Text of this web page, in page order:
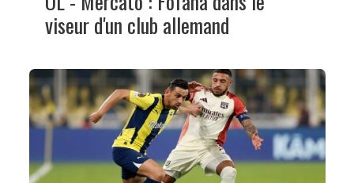
viseur d'un club allemand